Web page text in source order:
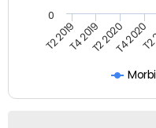
T2 2019T4 2019T2 2020T4 2020
0